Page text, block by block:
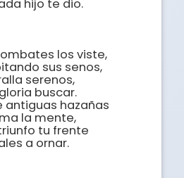
hijo te dio.
los viste,
sus senos,
serenos,
buscar.
antiguas hazañas
la mente,
tu frente
a ornar.